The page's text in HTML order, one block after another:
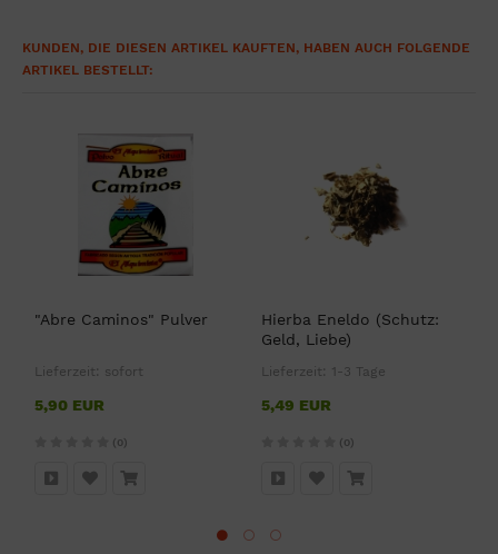
KUNDEN, DIE DIESEN ARTIKEL KAUFTEN, HABEN AUCH FOLGENDE
ARTIKEL BESTELLT:
"Abre Caminos" Pulver
Lieferzeit: sofort
5,90 EUR
(0)
Hierba Eneldo (Schutz:
Geld, Liebe)
Lieferzeit: 1-3 Tage
5,49 EUR
(0)